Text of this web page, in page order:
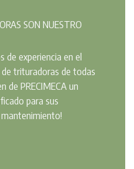
SON NUESTRO
de experiencia en el
trituradoras de todas
de PRECIMECA un
para sus